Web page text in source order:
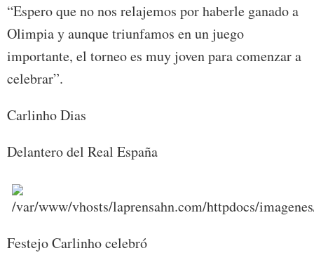
“Espero que no nos relajemos por haberle ganado a
Olimpia y aunque triunfamos en un juego
importante, el torneo es muy joven para comenzar a
celebrar”.
Carlinho Dias
Delantero del Real España
Festejo Carlinho celebró